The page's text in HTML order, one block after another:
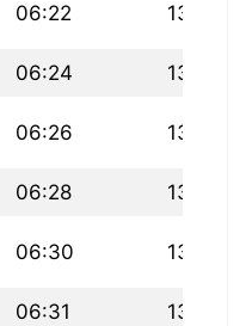
06:22 13:29
06:24 13:28
06:26 13:28
06:28 13:28
06:30 13:28
06:31 13:27